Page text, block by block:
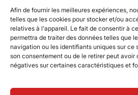
Afin de fournir les meilleures expériences,
telles que les cookies pour stocker et/ou
relatives à l'appareil. Le fait de consentir à
permettra de traiter des données telles que
navigation ou les identifiants uniques sur ce
son consentement ou de le retirer peut avoir
négatives sur certaines caractéristiques et
@2025 Vertitech. Tous
Politique de